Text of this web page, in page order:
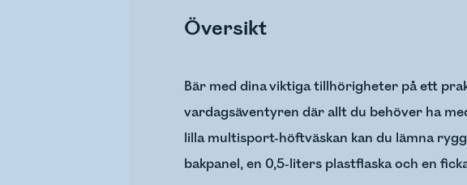
Översikt
Bär med dina viktiga tillhörigheter på ett
vardagsäventyren där allt du behöver ha
lilla multisport-höftväskan kan du lämna
bakpanel, en 0,5-liters plastflaska och en